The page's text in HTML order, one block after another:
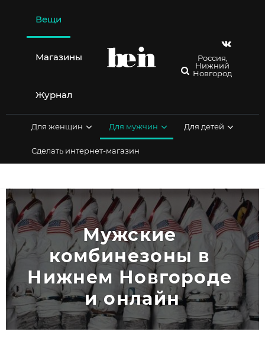
содержимому
Вещи
Магазины
Журнал
Россия,
Нижний
Новгород
Для женщин Для мужчин Для детей
Сделать интернет-магазин
Мужские
комбинезоны в
Нижнем Новгороде
и онлайн